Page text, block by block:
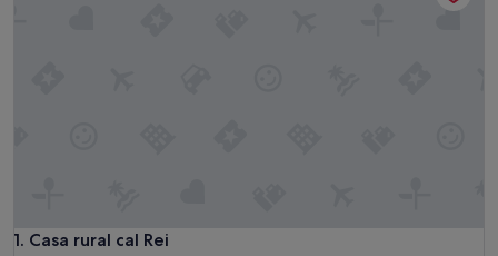
1. Casa rural cal Rei
Casa rural cal Rei